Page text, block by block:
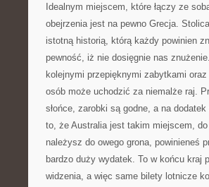
Idealnym miejscem, które łączy ze
obejrzenia jest na pewno Grecja.
istotną historią, którą każdy powinien
pewność, iż nie dosięgnie nas
kolejnymi przepięknymi zabytkami
osób może uchodzić za niemalże raj.
słońce, zarobki są godne, a na
to, że Australia jest takim miejscem,
należysz do owego grona, powinieneś
bardzo duży wydatek. To w końcu kraj
widzenia, a więc same bilety lotnicze